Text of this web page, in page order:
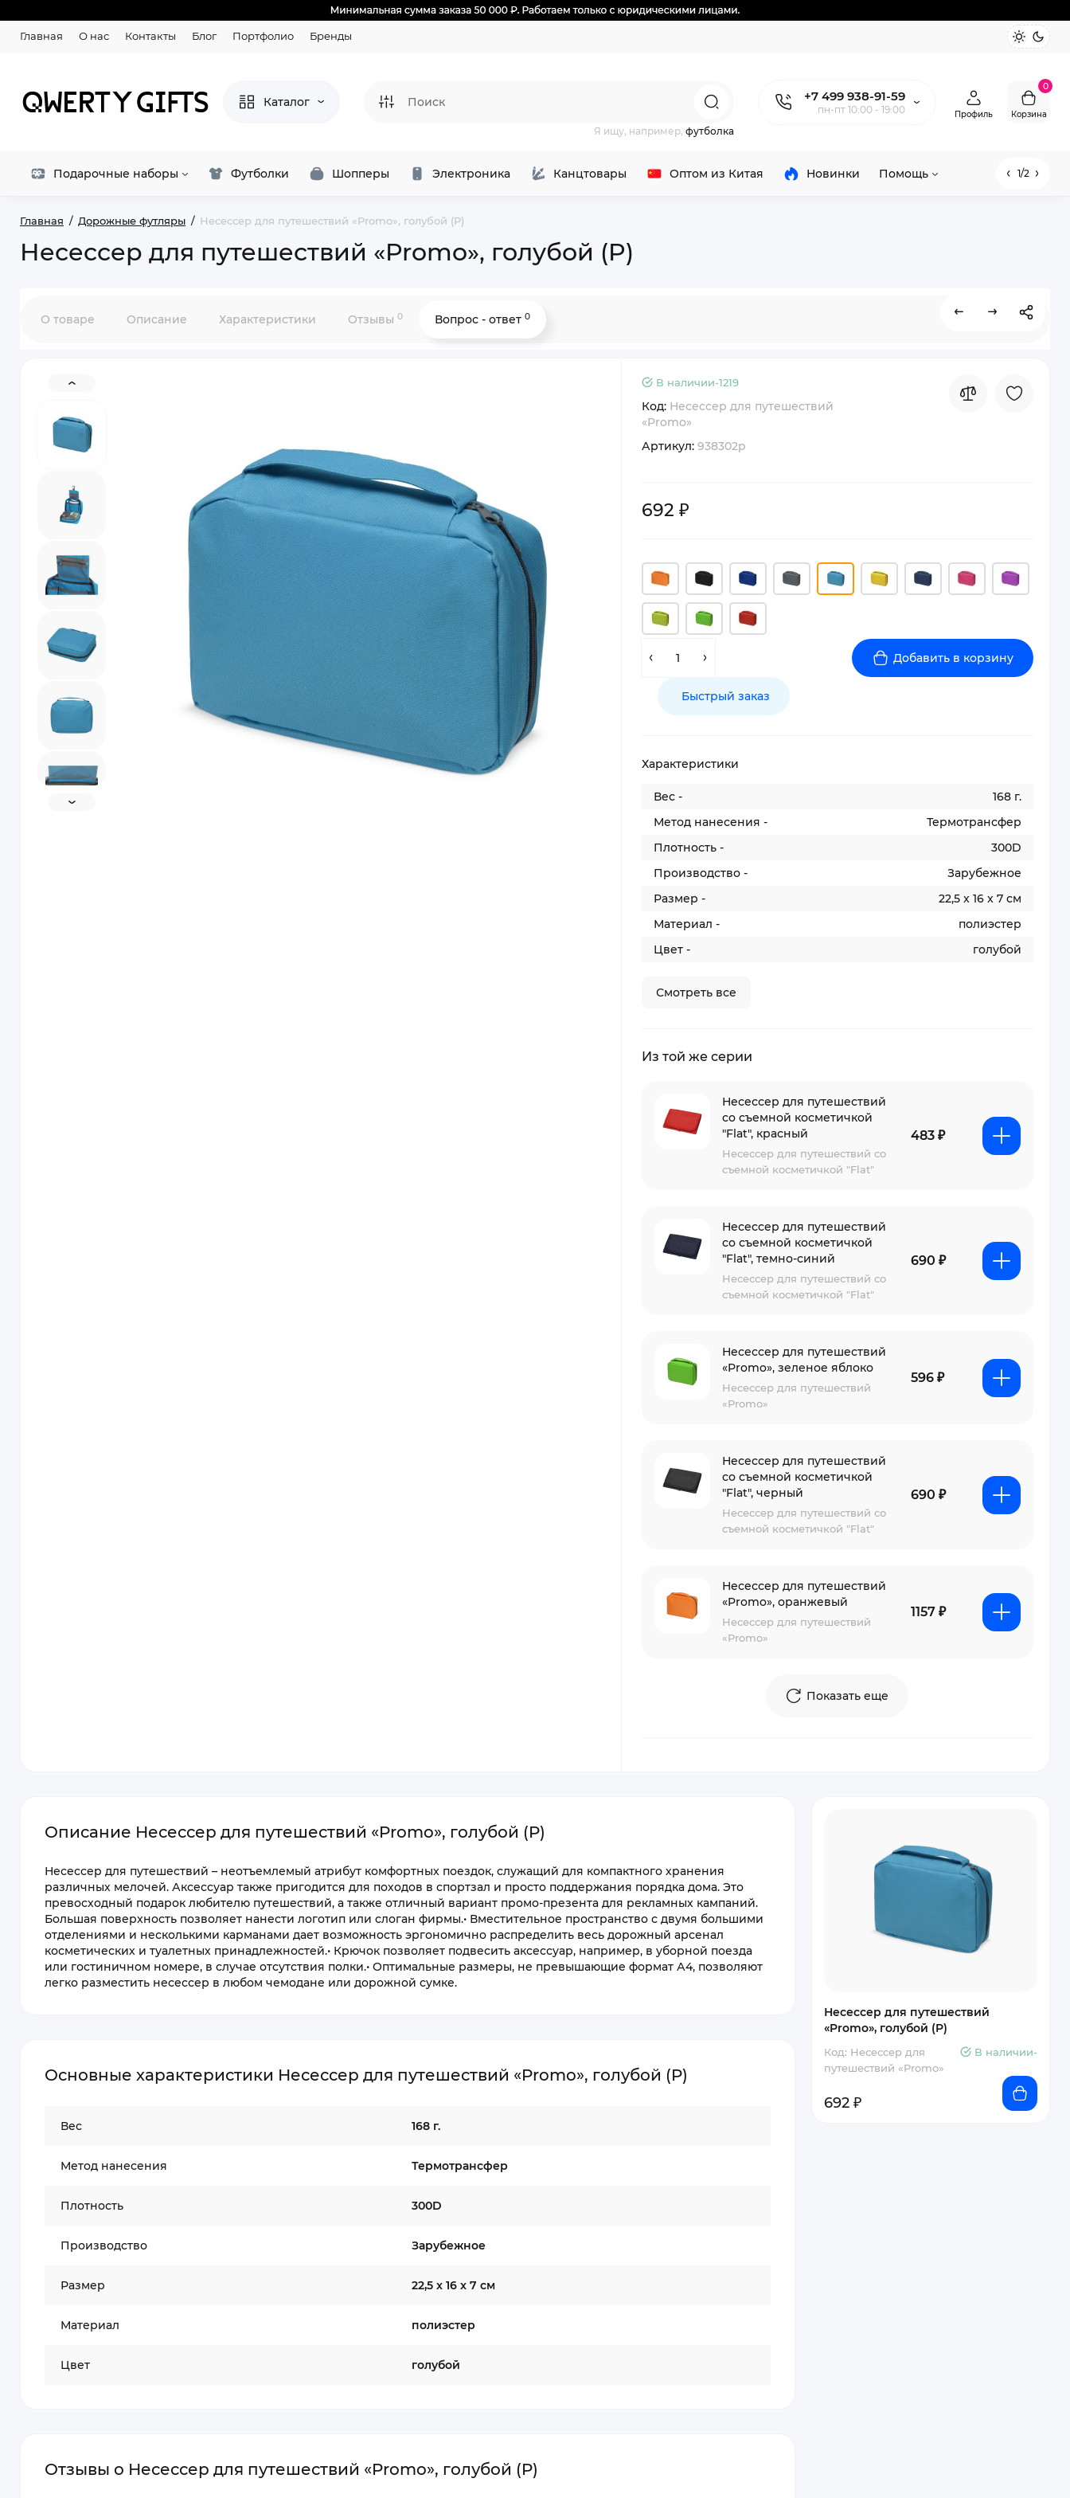
Главная О нас Контакты Блог Портфолио Бренды
Каталог +7 499 938-91-59
пн-пт 10:00 - 19:00
Я ищу, например, футболка
Профиль
0
Корзина
Подарочные наборы Футболки Шопперы Электроника Канцтовары Оптом из Китая Новинки Помощь 1/2
Главная Дорожные футляры Несессер для путешествий «Promo», голубой (P)
Несессер для путешествий «Promo», голубой (P)
О товаре Описание Характеристики Отзывы 0 Вопрос - ответ 0
В наличии-1219
Код: Несессер для путешествий
«Promo»
Артикул: 938302p
692 ₽
Добавить в корзину
Быстрый заказ
Характеристики
Вес -
168 г.
Метод нанесения -
Термотрансфер
Плотность -
300D
Производство -
Зарубежное
Размер -
22,5 x 16 x 7 см
Материал -
полиэстер
Цвет -
голубой
Смотреть все
Из той же серии
Несессер для путешествий
со съемной косметичкой
"Flat", красный
Несессер для путешествий со
съемной косметичкой "Flat"
483 ₽
Несессер для путешествий
со съемной косметичкой
"Flat", темно-синий
Несессер для путешествий со
съемной косметичкой "Flat"
690 ₽
Несессер для путешествий
«Promo», зеленое яблоко
Несессер для путешествий
«Promo»
596 ₽
Несессер для путешествий
со съемной косметичкой
"Flat", черный
Несессер для путешествий со
съемной косметичкой "Flat"
690 ₽
Несессер для путешествий
«Promo», оранжевый
Несессер для путешествий
«Promo»
1157 ₽
Показать еще
Описание Несессер для путешествий «Promo», голубой (P)
Несессер для путешествий – неотъемлемый атрибут комфортных поездок, служащий для компактного хранения
различных мелочей. Аксессуар также пригодится для походов в спортзал и просто поддержания порядка дома. Это
превосходный подарок любителю путешествий, а также отличный вариант промо-презента для рекламных кампаний.
Большая поверхность позволяет нанести логотип или слоган фирмы.• Вместительное пространство с двумя большими
отделениями и несколькими карманами дает возможность эргономично распределить весь дорожный арсенал
косметических и туалетных принадлежностей.• Крючок позволяет подвесить аксессуар, например, в уборной поезда
или гостиничном номере, в случае отсутствия полки.• Оптимальные размеры, не превышающие формат А4, позволяют
легко разместить несессер в любом чемодане или дорожной сумке.
Основные характеристики Несессер для путешествий «Promo», голубой (P)
Вес 168 г.
Метод нанесения Термотрансфер
Плотность 300D
Производство Зарубежное
Размер 22,5 x 16 x 7 см
Материал полиэстер
Цвет голубой
Отзывы о Несессер для путешествий «Promo», голубой (P)
Несессер для путешествий
«Promo», голубой (P)
Код: Несессер для
путешествий «Promo»
В наличии-
692 ₽